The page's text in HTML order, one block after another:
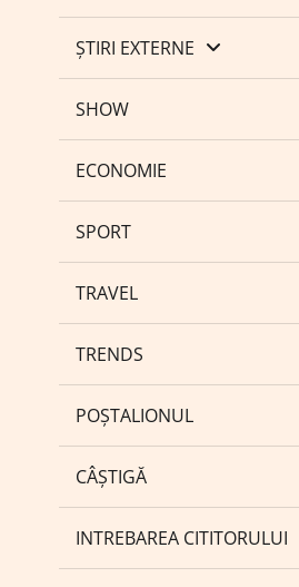
ȘTIRI EXTERNE
SHOW
ECONOMIE
SPORT
TRAVEL
TRENDS
POȘTALIONUL
CÂȘTIGĂ
INTREBAREA CITITORULUI